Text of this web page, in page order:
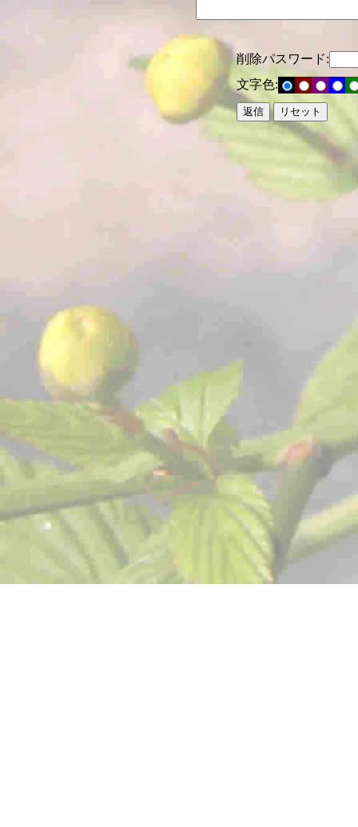
削除パスワード:
文字色: